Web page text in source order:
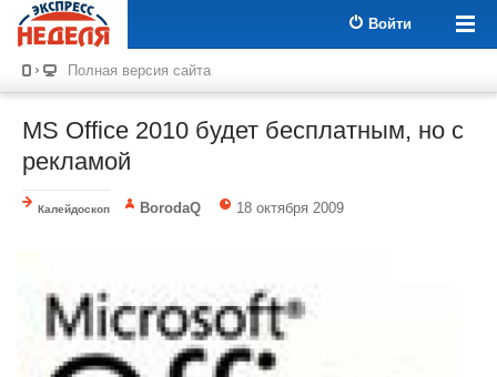
Войти
Полная версия сайта
MS Office 2010 будет бесплатным, но с
рекламой
Калейдоскоп BorodaQ 18 октября 2009